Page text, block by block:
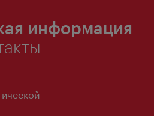
информация